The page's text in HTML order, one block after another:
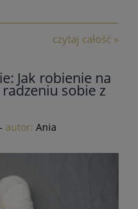
czytaj całość »
Jak robienie na
sobie z
- autor: Ania